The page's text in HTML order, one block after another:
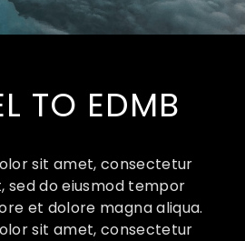
TO EDMB
sit amet, consectetur
sed do eiusmod tempor
et dolore magna aliqua.
sit amet, consectetur